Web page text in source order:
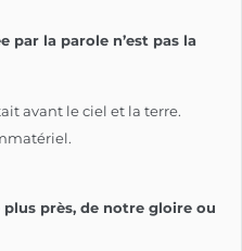
par la parole n’est pas la
avant le ciel et la terre.
plus près, de notre gloire ou